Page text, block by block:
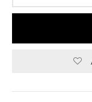
CLASSIQUE